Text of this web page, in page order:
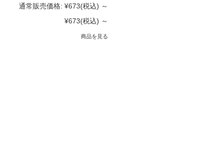
通常販売価格: ¥673(税込) ～
¥673(税込) ～
商品を見る